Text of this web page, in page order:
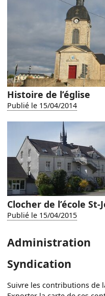
Histoire de l’église
Publié le 15/04/2014
Clocher de l’école St-
Publié le 15/04/2015
Administration
Syndication
Suivre les contributions de